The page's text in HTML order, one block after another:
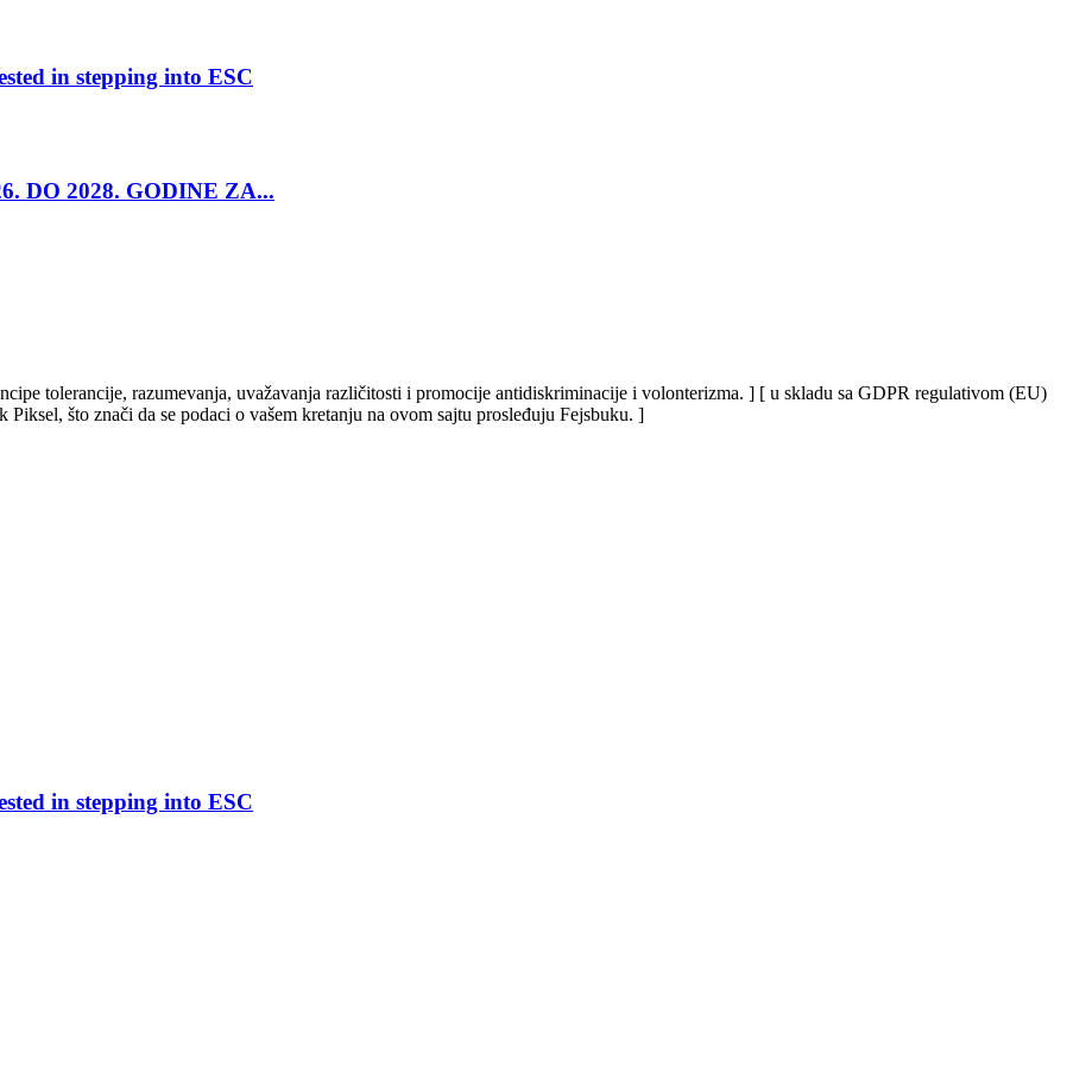
in stepping into ESC
DO 2028. GODINE ZA...
tolerancije, razumevanja, uvažavanja različitosti i promocije antidiskriminacije i volonterizma. ] [ u skladu sa GDPR regulativom (EU)
što znači da se podaci o vašem kretanju na ovom sajtu prosleđuju Fejsbuku. ]
in stepping into ESC